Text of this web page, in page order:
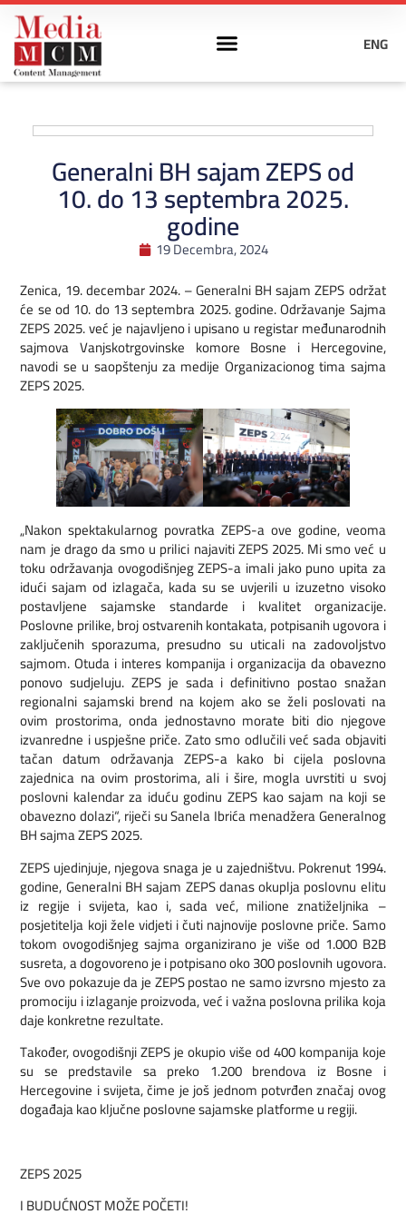
ENG
Generalni BH sajam ZEPS od
10. do 13 septembra 2025.
godine
19 Decembra, 2024
Zenica, 19. decembar 2024. – Generalni BH sajam ZEPS održat
će se od 10. do 13 septembra 2025. godine. Održavanje Sajma
ZEPS 2025. već je najavljeno i upisano u registar međunarodnih
sajmova Vanjskotrgovinske komore Bosne i Hercegovine,
navodi se u saopštenju za medije Organizacionog tima sajma
ZEPS 2025.
„Nakon spektakularnog povratka ZEPS-a ove godine, veoma
nam je drago da smo u prilici najaviti ZEPS 2025. Mi smo već u
toku održavanja ovogodišnjeg ZEPS-a imali jako puno upita za
idući sajam od izlagača, kada su se uvjerili u izuzetno visoko
postavljene sajamske standarde i kvalitet organizacije.
Poslovne prilike, broj ostvarenih kontakata, potpisanih ugovora i
zaključenih sporazuma, presudno su uticali na zadovoljstvo
sajmom. Otuda i interes kompanija i organizacija da obavezno
ponovo sudjeluju. ZEPS je sada i definitivno postao snažan
regionalni sajamski brend na kojem ako se želi poslovati na
ovim prostorima, onda jednostavno morate biti dio njegove
izvanredne i uspješne priče. Zato smo odlučili već sada objaviti
tačan datum održavanja ZEPS-a kako bi cijela poslovna
zajednica na ovim prostorima, ali i šire, mogla uvrstiti u svoj
poslovni kalendar za iduću godinu ZEPS kao sajam na koji se
obavezno dolazi“, riječi su Sanela Ibrića menadžera Generalnog
BH sajma ZEPS 2025.
ZEPS ujedinjuje, njegova snaga je u zajedništvu. Pokrenut 1994.
godine, Generalni BH sajam ZEPS danas okuplja poslovnu elitu
iz regije i svijeta, kao i, sada već, milione znatiželjnika –
posjetitelja koji žele vidjeti i čuti najnovije poslovne priče. Samo
tokom ovogodišnjeg sajma organizirano je više od 1.000 B2B
susreta, a dogovoreno je i potpisano oko 300 poslovnih ugovora.
Sve ovo pokazuje da je ZEPS postao ne samo izvrsno mjesto za
promociju i izlaganje proizvoda, već i važna poslovna prilika koja
daje konkretne rezultate.
Također, ovogodišnji ZEPS je okupio više od 400 kompanija koje
su se predstavile sa preko 1.200 brendova iz Bosne i
Hercegovine i svijeta, čime je još jednom potvrđen značaj ovog
događaja kao ključne poslovne sajamske platforme u regiji.
ZEPS 2025
I BUDUĆNOST MOŽE POČETI!